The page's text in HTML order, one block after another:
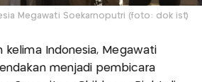
Megawati Soekarnoputri (foto: dok ist)
kelima Indonesia, Megawati
menjadi pembicara